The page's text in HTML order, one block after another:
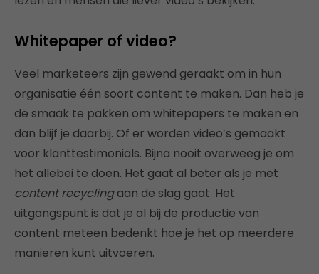
Whitepaper of video?
Veel marketeers zijn gewend geraakt om in hun
organisatie één soort content te maken. Dan heb je
de smaak te pakken om whitepapers te maken en
dan blijf je daarbij. Of er worden video’s gemaakt
voor klanttestimonials. Bijna nooit overweeg je om
het allebei te doen. Het gaat al beter als je met
content recyclingaan de slag gaat. Het
uitgangspunt is dat je al bij de productie van
content meteen bedenkt hoe je het op meerdere
manieren kunt uitvoeren.